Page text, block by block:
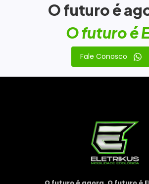
O futuro é
O futuro é E
Fale Conosco